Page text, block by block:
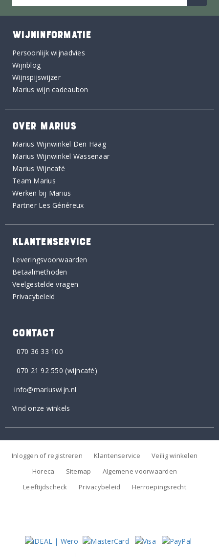
WIJNINFORMATIE
Persoonlijk wijnadvies
Wijnblog
Wijnspijswijzer
Marius wijn cadeaubon
OVER MARIUS
Marius Wijnwinkel Den Haag
Marius Wijnwinkel Wassenaar
Marius Wijncafé
Team Marius
Werken bij Marius
Partner Les Généreux
KLANTENSERVICE
Leveringsvoorwaarden
Betaalmethoden
Veelgestelde vragen
Privacybeleid
CONTACT
070 36 33 100
070 21 92 550 (wijncafé)
info@mariuswijn.nl
Vind onze winkels
Inloggen of registreren Klantenservice
Veilig winkelen
Horeca
Sitemap
Algemene voorwaarden
Leeftijdscheck
Privacybeleid Herroepingsrecht